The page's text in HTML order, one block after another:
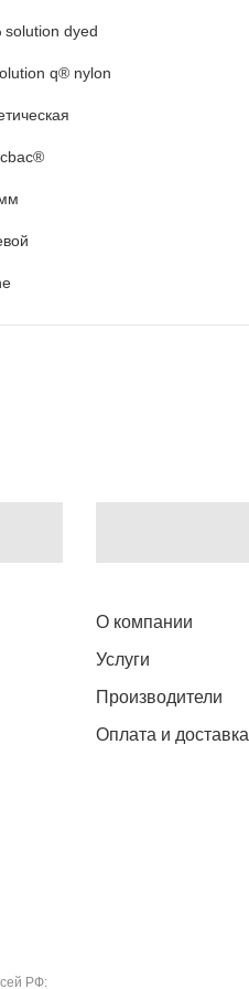
solution dyed
q® nylon
О компании
Услуги
Производители
Оплата и доставка
РФ: